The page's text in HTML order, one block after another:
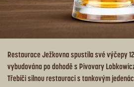
Restaurace Ježkovna spustila své výčepy
vybudována po dohodě s Pivovary
Třebíči silnou restauraci s tankovým